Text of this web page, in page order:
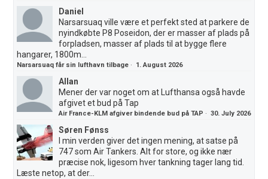
Daniel
Narsarsuaq ville være et perfekt sted at parkere de
nyindkøbte P8 Poseidon, der er masser af plads på
forpladsen, masser af plads til at bygge flere
hangarer, 1800m...
Narsarsuaq får sin lufthavn tilbage · 1. August 2026
Allan
Mener der var noget om at Lufthansa også havde
afgivet et bud på Tap
Air France-KLM afgiver bindende bud på TAP ·30. July 2026
Søren Fønss
I min verden giver det ingen mening, at satse på
747 som Air Tankers. Alt for store, og ikke nær
præcise nok, ligesom hver tankning tager lang tid.
Læste netop, at der...